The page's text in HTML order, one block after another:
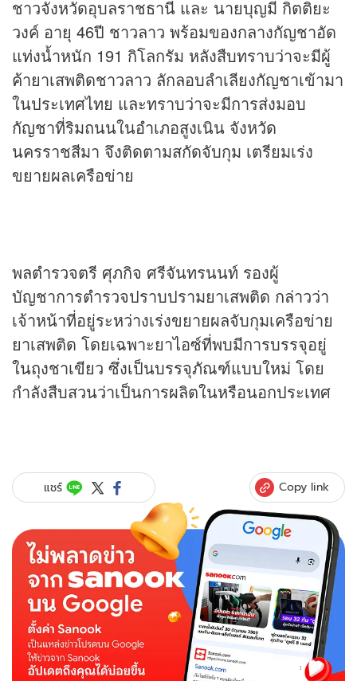
ชาวจังหวัดอุบลราชธานี และ นายบุญมี กิตติยะ
วงค์ อายุ 46ปี ชาวลาว พร้อมของกลางกัญชาอัด
แท่งน้ำหนัก 191 กิโลกรัม หลังสืบทราบว่าจะมีผู้
ค้ายาเสพติดชาวลาว ลักลอบลำเลียงกัญชาเข้ามา
ในประเทศไทย และทราบว่าจะมีการส่งมอบ
กัญชาที่ริมถนนในอำเภอสูงเนิน จังหวัด
นครราชสีมา จึงติดตามสกัดจับกุม เตรียมเร่ง
ขยายผลเครือข่าย
พลตำรวจตรี ศุภกิจ ศรีจันทรนนท์ รองผู้
บัญชาการตำรวจปราบปรามยาเสพติด กล่าวว่า
เจ้าหน้าที่อยู่ระหว่างเร่งขยายผลจับกุมเครือข่าย
ยาเสพติด โดยเฉพาะยาไอซ์ที่พบมีการบรรจุอยู่
ในถุงชาเขียว ซึ่งเป็นบรรจุภัณฑ์แบบใหม่ โดย
กำลังสืบสวนว่าเป็นการผลิตในหรือนอกประเทศ
แชร์ Copy link